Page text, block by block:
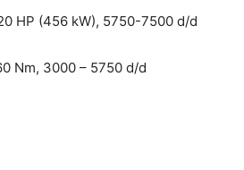
(456 kW), 5750-7500 d/d
3000 – 5750 d/d